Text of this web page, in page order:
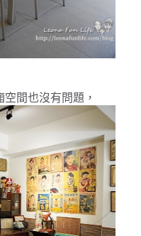
間也沒有問題，